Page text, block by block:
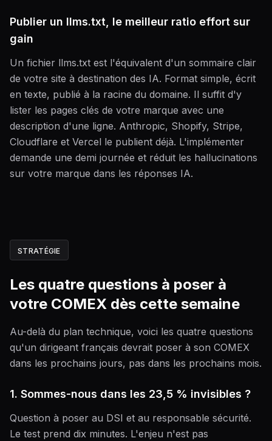
Publier un llms.txt, le meilleur ratio effort sur
gain
Un fichier llms.txt est l'équivalent d'un sommaire clair
de votre site à destination des IA. Format simple, écrit
en texte, publié à la racine du domaine. Il suffit d'y
lister les pages clés de votre marque avec une
description d'une ligne. Anthropic, Shopify, Stripe,
Cloudflare et Vercel le publient déjà. L'implémenter
demande une demi journée et réduit les hallucinations
sur votre marque dans les réponses IA.
STRATÉGIE
Les quatre questions à poser à
votre COMEX dès cette semaine
Au-delà du plan technique, voici les quatre questions
qu'un dirigeant français devrait poser à son COMEX
dans les prochains jours, pas dans les prochains mois.
1. Sommes-nous dans les 23,5 % invisibles ?
Question à poser au DSI et au responsable sécurité.
Le test prend dix minutes. L'enjeu n'est pas